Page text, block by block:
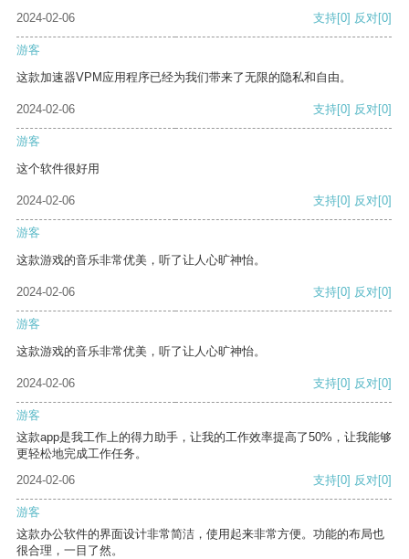
2024-02-06 支持[0] 反对[0]
游客
这款加速器VPM应用程序已经为我们带来了无限的隐私和自由。
2024-02-06 支持[0] 反对[0]
游客
这个软件很好用
2024-02-06 支持[0] 反对[0]
游客
这款游戏的音乐非常优美，听了让人心旷神怡。
2024-02-06 支持[0] 反对[0]
游客
这款游戏的音乐非常优美，听了让人心旷神怡。
2024-02-06 支持[0] 反对[0]
游客
这款app是我工作上的得力助手，让我的工作效率提高了50%，让我能够
更轻松地完成工作任务。
2024-02-06
支持[0] 反对[0]
游客
这款办公软件的界面设计非常简洁，使用起来非常方便。功能的布局也
很合理，一目了然。